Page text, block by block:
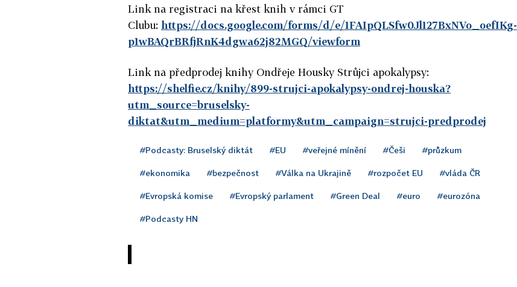
Link na registraci na křest knih v rámci GT
Clubu: https://docs.google.com/forms/d/e/1FAIpQLSfw0Jl127BxNVo_oefIKg-
p1wBAQrBRfjRnK4dgwa62j82MGQ/viewform
Link na předprodej knihy Ondřeje Housky Strůjci apokalypsy:
https://shelfie.cz/knihy/899-strujci-apokalypsy-ondrej-houska?
utm_source=bruselsky-
diktat&utm_medium=platformy&utm_campaign=strujci-predprodej
#Podcasty: Bruselský diktát #EU #veřejné mínění #Češi #průzkum
#ekonomika #bezpečnost #Válka na Ukrajině #rozpočet EU #vláda ČR
#Evropská komise #Evropský parlament #Green Deal #euro #eurozóna
#Podcasty HN